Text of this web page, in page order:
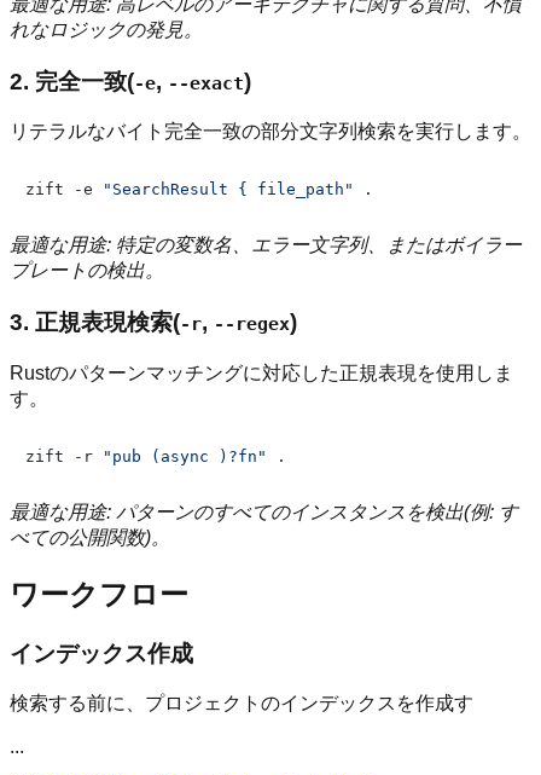
最適な用途: 高レベルのアーキテクチャに関する質問、不慣
れなロジックの発見。
2. 完全一致(-e, --exact)
リテラルなバイト完全一致の部分文字列検索を実行します。
zift -e "SearchResult { file_path"
最適な用途: 特定の変数名、エラー文字列、またはボイラー
プレートの検出。
3. 正規表現検索(-r, --regex)
Rustのパターンマッチングに対応した正規表現を使用しま
す。
zift -r "pub (async )?fn"
最適な用途: パターンのすべてのインスタンスを検出(例: す
べての公開関数)。
ワークフロー
インデックス作成
検索する前に、プロジェクトのインデックスを作成す
...